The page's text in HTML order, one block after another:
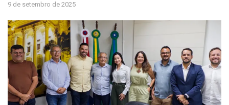
9 de setembro de 2025